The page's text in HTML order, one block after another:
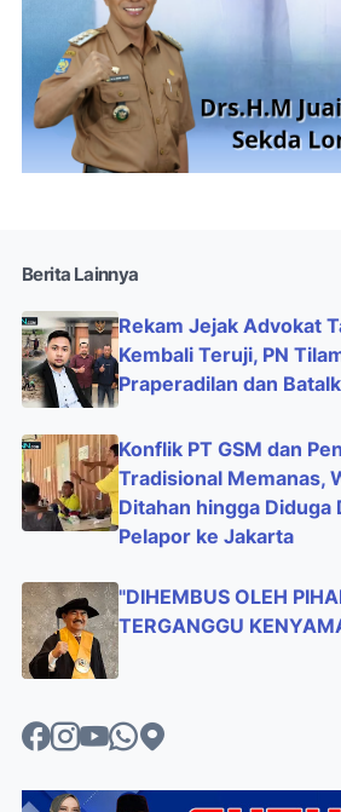
Berita Lainnya
Rekam Jejak Advokat
Kembali Teruji, PN
Praperadilan dan
Konflik PT GSM dan
Tradisional Memanas,
Ditahan hingga Diduga
Pelapor ke Jakarta
"DIHEMBUS OLEH
TERGANGGU